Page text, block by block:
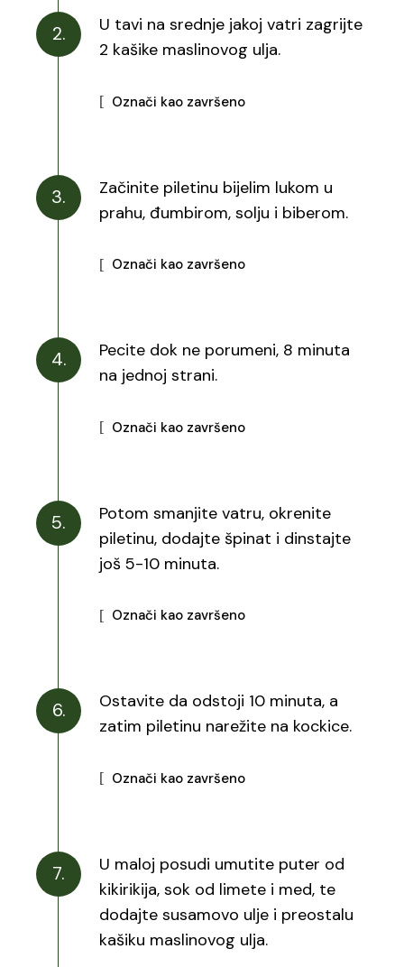
2.
U tavi na srednje jakoj vatri zagrijte
2 kašike maslinovog ulja.
Označi kao završeno
3.
Začinite piletinu bijelim lukom u
prahu, đumbirom, solju i biberom.
Označi kao završeno
4.
Pecite dok ne porumeni, 8 minuta
na jednoj strani.
Označi kao završeno
5.
Potom smanjite vatru, okrenite
piletinu, dodajte špinat i dinstajte
još 5-10 minuta.
Označi kao završeno
6.
Ostavite da odstoji 10 minuta, a
zatim piletinu narežite na kockice.
Označi kao završeno
7.
U maloj posudi umutite puter od
kikirikija, sok od limete i med, te
dodajte susamovo ulje i preostalu
kašiku maslinovog ulja.